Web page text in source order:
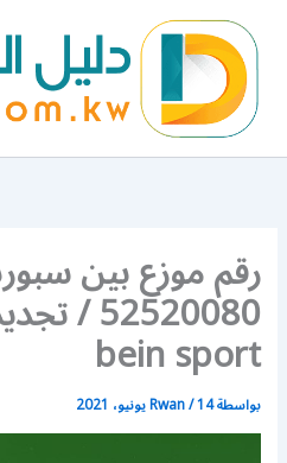
المحتوى
رقم موزع بين
bein sport
بواسطة Rwan/14 يونيو، 2021